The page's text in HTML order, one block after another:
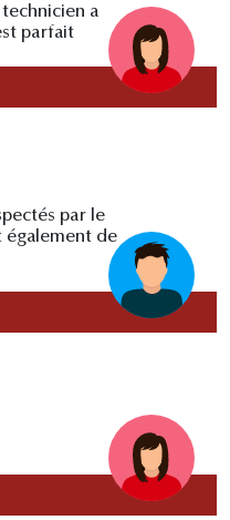
a
parfait
par le
également de